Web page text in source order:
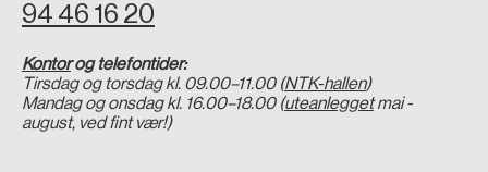
94 46 16 20
Kontorog telefontider:
Tirsdag og torsdag kl. 09.00–11.00 (NTK-hallen)
Mandag og onsdag kl. 16.00–18.00 (uteanleggetmai -
august, ved fint vær!)